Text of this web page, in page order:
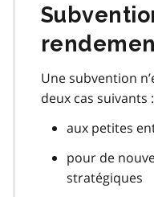
Une subvention
deux cas suivants :
aux petites
pour de
stratégiques